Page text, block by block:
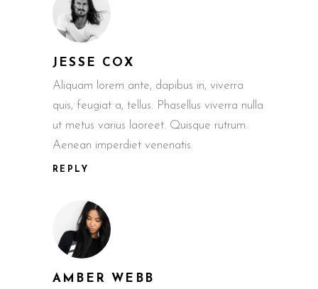
JESSE COX
Aliquam lorem ante, dapibus in, viverra
quis, feugiat a, tellus. Phasellus viverra nulla
ut metus varius laoreet. Quisque rutrum.
Aenean imperdiet venenatis.
REPLY
AMBER WEBB